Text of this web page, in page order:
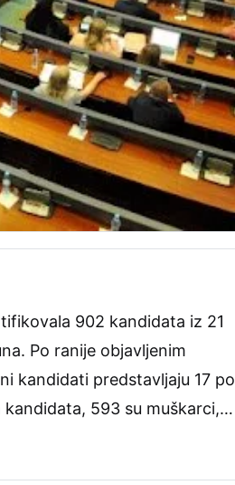
902 kandidata iz 21
Po ranije objavljenim
kandidati predstavljaju 17
593 su muškarci,…